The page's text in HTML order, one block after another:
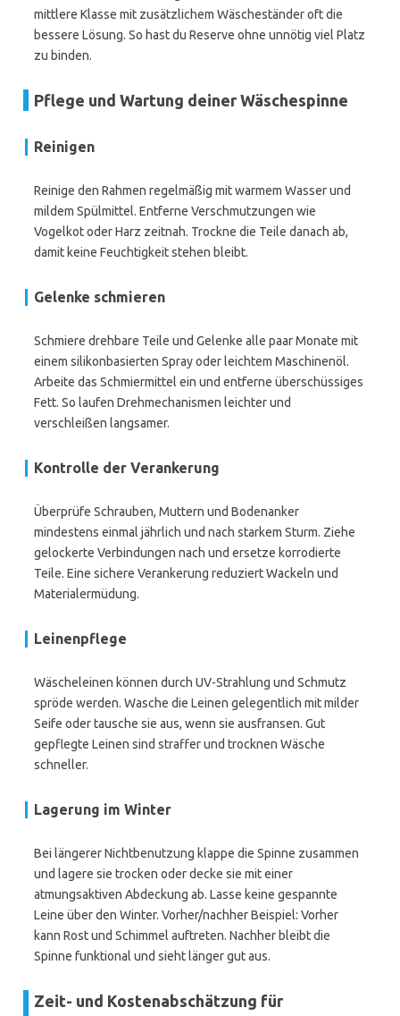
mittlere Klasse mit zusätzlichem Wäscheständer oft die
bessere Lösung. So hast du Reserve ohne unnötig viel Platz
zu binden.
Pflege und Wartung deiner Wäschespinne
Reinigen
Reinige den Rahmen regelmäßig mit warmem Wasser und
mildem Spülmittel. Entferne Verschmutzungen wie
Vogelkot oder Harz zeitnah. Trockne die Teile danach ab,
damit keine Feuchtigkeit stehen bleibt.
Gelenke schmieren
Schmiere drehbare Teile und Gelenke alle paar Monate mit
einem silikonbasierten Spray oder leichtem Maschinenöl.
Arbeite das Schmiermittel ein und entferne überschüssiges
Fett. So laufen Drehmechanismen leichter und
verschleißen langsamer.
Kontrolle der Verankerung
Überprüfe Schrauben, Muttern und Bodenanker
mindestens einmal jährlich und nach starkem Sturm. Ziehe
gelockerte Verbindungen nach und ersetze korrodierte
Teile. Eine sichere Verankerung reduziert Wackeln und
Materialermüdung.
Leinenpflege
Wäscheleinen können durch UV-Strahlung und Schmutz
spröde werden. Wasche die Leinen gelegentlich mit milder
Seife oder tausche sie aus, wenn sie ausfransen. Gut
gepflegte Leinen sind straffer und trocknen Wäsche
schneller.
Lagerung im Winter
Bei längerer Nichtbenutzung klappe die Spinne zusammen
und lagere sie trocken oder decke sie mit einer
atmungsaktiven Abdeckung ab. Lasse keine gespannte
Leine über den Winter. Vorher/nachher Beispiel: Vorher
kann Rost und Schimmel auftreten. Nachher bleibt die
Spinne funktional und sieht länger gut aus.
Zeit- und Kostenabschätzung für